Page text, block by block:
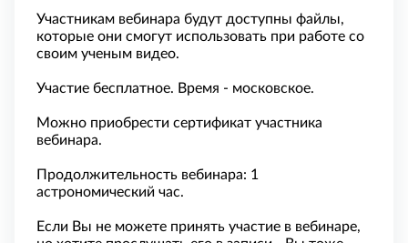
Участникам вебинара будут доступны файлы,
которые они смогут использовать при работе со
своим ученым видео.
Участие бесплатное. Время - московское.
Можно приобрести сертификат участника
вебинара.
Продолжительность вебинара: 1
астрономический час.
Если Вы не можете принять участие в вебинаре,